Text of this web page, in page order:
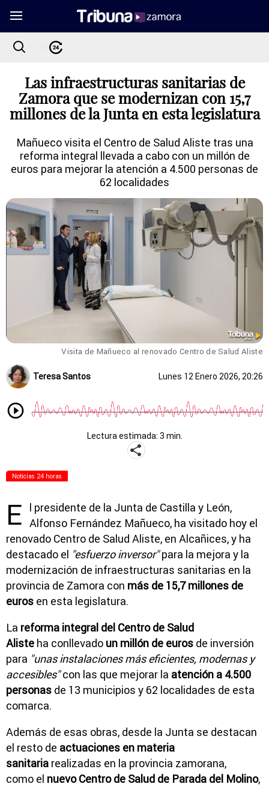
Las infraestructuras sanitarias de
Zamora que se modernizan con 15,7
millones de la Junta en esta legislatura
Mañueco visita el Centro de Salud Aliste tras una
reforma integral llevada a cabo con un millón de
euros para mejorar la atención a 4.500 personas de
62 localidades
Visita de Mañueco al renovado Centro de Salud Aliste
Teresa Santos Lunes 12 Enero 2026, 20:26
Lectura estimada: 3 min.
Noticias 24 horas
E
l presidente de la Junta de Castilla y León,
Alfonso Fernández Mañueco, ha visitado hoy el
renovado Centro de Salud Aliste, en Alcañices, y ha
destacado el "esfuerzo inversor"para la mejora y la
modernización de infraestructuras sanitarias en la
provincia de Zamora con más de 15,7 millones de
euros en esta legislatura.
La reforma integral del Centro de Salud
Aliste ha conllevado un millón de euros de inversión
para "unas instalaciones más eficientes, modernas y
accesibles"con las que mejorar la atención a 4.500
personas de 13 municipios y 62 localidades de esta
comarca.
Además de esas obras, desde la Junta se destacan
el resto de actuaciones en materia
sanitaria realizadas en la provincia zamorana,
como el nuevo Centro de Salud de Parada del Molino,